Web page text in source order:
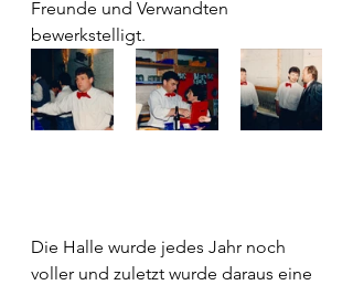
Freunde und Verwandten
bewerkstelligt.
Die Halle wurde jedes Jahr noch
voller und zuletzt wurde daraus eine